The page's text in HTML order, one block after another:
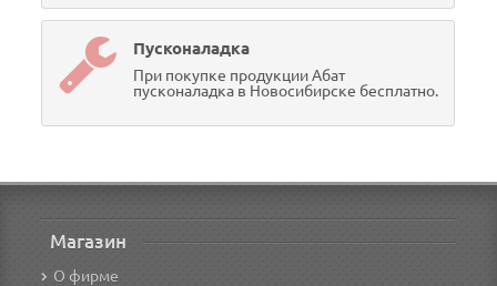
Пусконаладка
При покупке продукции Абат
пусконаладка в Новосибирске бесплатно.
Магазин
О фирме